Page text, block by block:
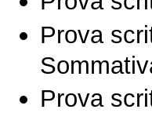
Prova
Prova